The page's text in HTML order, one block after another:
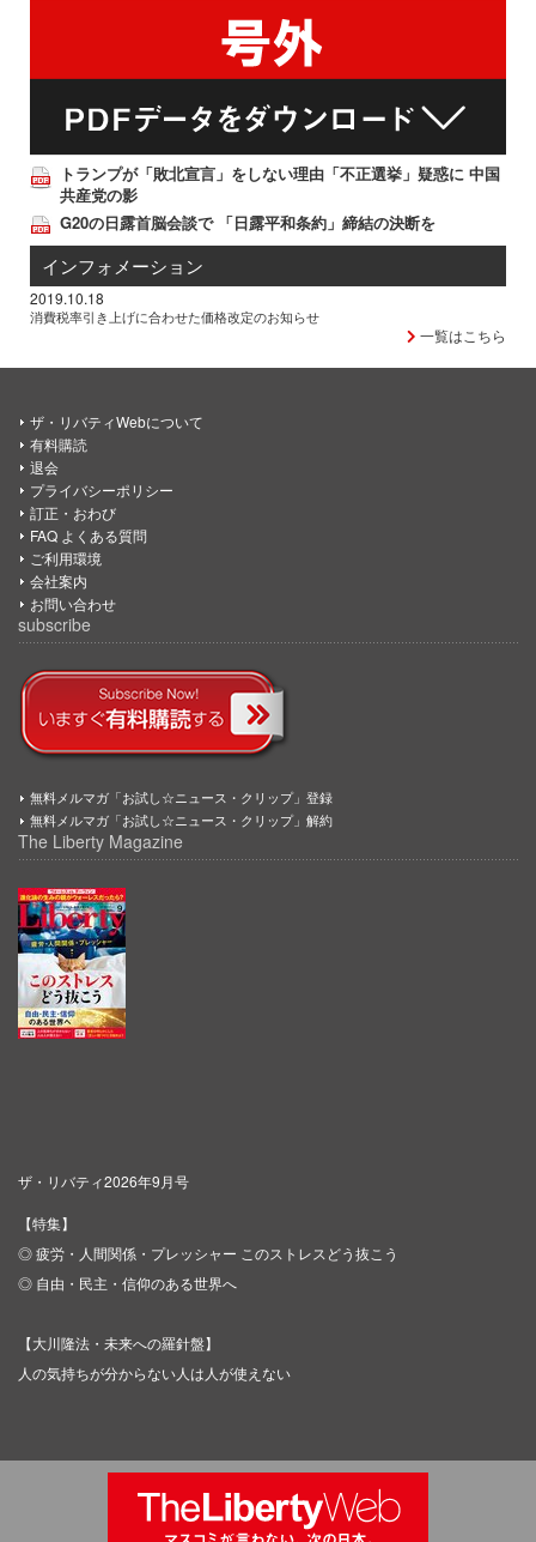
トランプが「敗北宣言」をしない理由「不正選挙」疑惑に 中国
共産党の影
G20の日露首脳会談で 「日露平和条約」締結の決断を
インフォメーション
2019.10.18
消費税率引き上げに合わせた価格改定のお知らせ
一覧はこちら
ザ・リバティWebについて
有料購読
退会
プライバシーポリシー
訂正・おわび
FAQ よくある質問
ご利用環境
会社案内
お問い合わせ
subscribe
無料メルマガ「お試し☆ニュース・クリップ」登録
無料メルマガ「お試し☆ニュース・クリップ」解約
The Liberty Magazine
ザ・リバティ2026年9月号
【特集】
◎ 疲労・人間関係・プレッシャー このストレスどう抜こう
◎ 自由・民主・信仰のある世界へ
【大川隆法・未来への羅針盤】
人の気持ちが分からない人は人が使えない